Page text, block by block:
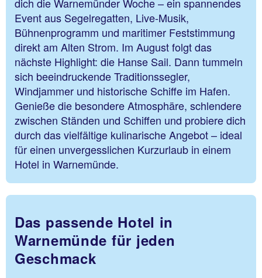
Event aus Segelregatten, Live-Musik,
Bühnenprogramm und maritimer Feststimmung
direkt am Alten Strom. Im August folgt das
nächste Highlight: die Hanse Sail. Dann tummeln
sich beeindruckende Traditionssegler,
Windjammer und historische Schiffe im Hafen.
Genieße die besondere Atmosphäre, schlendere
zwischen Ständen und Schiffen und probiere dich
durch das vielfältige kulinarische Angebot – ideal
für einen unvergesslichen Kurzurlaub in einem
Hotel in Warnemünde.
Das passende Hotel in
Warnemünde für jeden
Geschmack